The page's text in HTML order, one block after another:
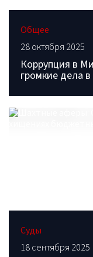
Общее
28 октября 2025
Коррупция в
громкие дела
Суды
18 сентября 2025